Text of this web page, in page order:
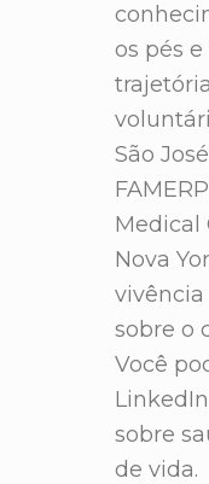
os pés
São
Medical
Nova
sobre o
Você
sobre
de vida.